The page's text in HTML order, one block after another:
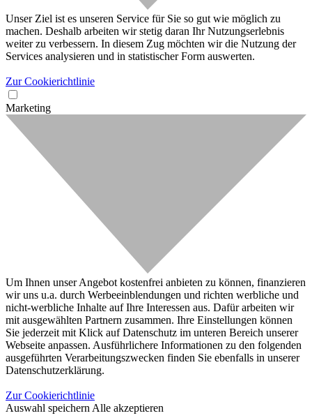
Unser Ziel ist es unseren Service für Sie so gut wie möglich zu
machen. Deshalb arbeiten wir stetig daran Ihr Nutzungserlebnis
weiter zu verbessern. In diesem Zug möchten wir die Nutzung der
Services analysieren und in statistischer Form auswerten.
Zur Cookierichtlinie
Marketing
Um Ihnen unser Angebot kostenfrei anbieten zu können, finanzieren
wir uns u.a. durch Werbeeinblendungen und richten werbliche und
nicht-werbliche Inhalte auf Ihre Interessen aus. Dafür arbeiten wir
mit ausgewählten Partnern zusammen. Ihre Einstellungen können
Sie jederzeit mit Klick auf Datenschutz im unteren Bereich unserer
Webseite anpassen. Ausführlichere Informationen zu den folgenden
ausgeführten Verarbeitungszwecken finden Sie ebenfalls in unserer
Datenschutzerklärung.
Zur Cookierichtlinie
Auswahl speichern Alle akzeptieren